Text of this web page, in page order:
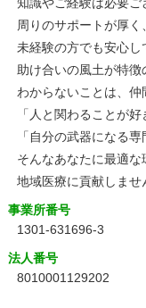
周りのサポートが厚く
未経験の方でも安心し
助け合いの風土が特徴
わからないことは、仲
「人と関わることが
「自分の武器になる
そんなあなたに最適な
地域医療に貢献しませ
事業所番号
1301-631696-3
法人番号
8010001129202